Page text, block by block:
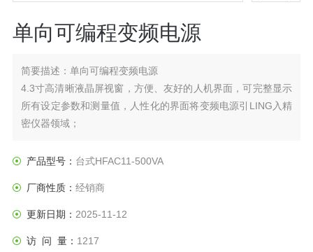
单向可编程变频电源
简要描述： 单向可编程变频电源
4.3寸高清晰液晶屏视窗，方便、友好的人机界面，可完整显示
所有设定参数和测量值，人性化的界面将变频电源引LING入精
密仪器领域；
数；
功能选配；
可选配RS232和RS485接口，与电脑连接构成智能化电源，可
记录；
产品型号： 台式HFAC11-500VA
厂商性质： 经销商
更新日期： 2025-11-12
访 问 量： 1217